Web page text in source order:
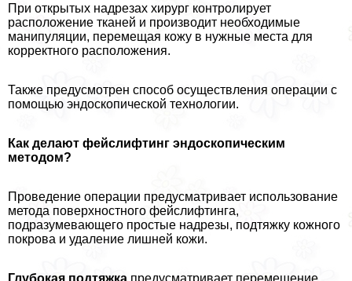
При открытых надрезах хирург контролирует
расположение тканей и производит необходимые
манипуляции, перемещая кожу в нужные места для
корректного расположения.
Также предусмотрен способ осуществления операции с
помощью эндоскопической технологии.
Как делают фейслифтинг эндоскопическим
методом?
Проведение операции предусматривает использование
метода поверхностного фейслифтинга,
подразумевающего простые надрезы, подтяжку кожного
покрова и удаление лишней кожи.
Глубокая подтяжка предусматривает перемещение